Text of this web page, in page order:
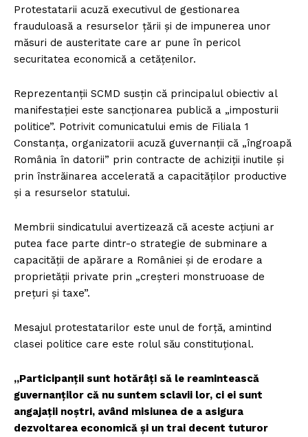
Protestatarii acuză executivul de gestionarea
frauduloasă a resurselor țării și de impunerea unor
măsuri de austeritate care ar pune în pericol
securitatea economică a cetățenilor.
Reprezentanții SCMD susțin că principalul obiectiv al
manifestației este sancționarea publică a „imposturii
politice”. Potrivit comunicatului emis de Filiala 1
Constanța, organizatorii acuză guvernanții că „îngroapă
România în datorii” prin contracte de achiziții inutile și
prin înstrăinarea accelerată a capacităților productive
și a resurselor statului.
Membrii sindicatului avertizează că aceste acțiuni ar
putea face parte dintr-o strategie de subminare a
capacității de apărare a României și de erodare a
proprietății private prin „creșteri monstruoase de
prețuri și taxe”.
Mesajul protestatarilor este unul de forță, amintind
clasei politice care este rolul său constituțional.
„Participanții sunt hotărâți să le reamintească
guvernanților că nu suntem sclavii lor, ci ei sunt
angajații noștri, având misiunea de a asigura
dezvoltarea economică și un trai decent tuturor